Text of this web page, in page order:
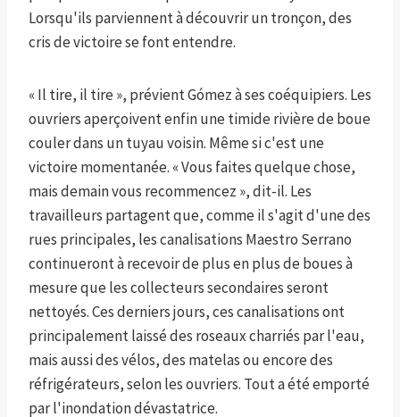
Lorsqu'ils parviennent à découvrir un tronçon, des
cris de victoire se font entendre.
« Il tire, il tire », prévient Gómez à ses coéquipiers. Les
ouvriers aperçoivent enfin une timide rivière de boue
couler dans un tuyau voisin. Même si c'est une
victoire momentanée. « Vous faites quelque chose,
mais demain vous recommencez », dit-il. Les
travailleurs partagent que, comme il s'agit d'une des
rues principales, les canalisations Maestro Serrano
continueront à recevoir de plus en plus de boues à
mesure que les collecteurs secondaires seront
nettoyés. Ces derniers jours, ces canalisations ont
principalement laissé des roseaux charriés par l'eau,
mais aussi des vélos, des matelas ou encore des
réfrigérateurs, selon les ouvriers. Tout a été emporté
par l'inondation dévastatrice.